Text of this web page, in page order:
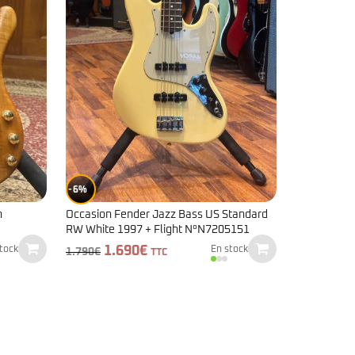
6%
Occasion Fender Jazz Bass US Standard
RW White 1997 + Flight N°N7205151
1.790€ Le
1.690€Le
TTC En stock